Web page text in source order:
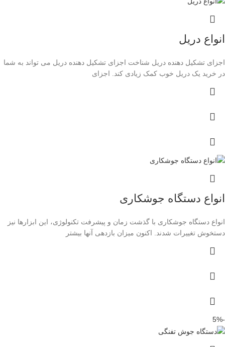
انواع دریل
اجزای تشکیل دهنده دریل شناخت اجزای تشکیل دهنده دریل می تواند به شما
در خرید یک دریل خوب کمک زیادی کند. اجزای
انواع دستگاه جوشکاری
انواع دستگاه جوشکاری با گذشت زمان و پیشرفت تکنولوژی، این ابزارها نیز
دستخوش تغییرات شدند. اکنون میزان بازدهی آنها بیشتر
-5%